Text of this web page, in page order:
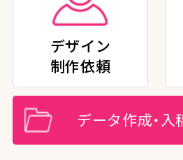
デザイン
制作依頼
データ作成・入